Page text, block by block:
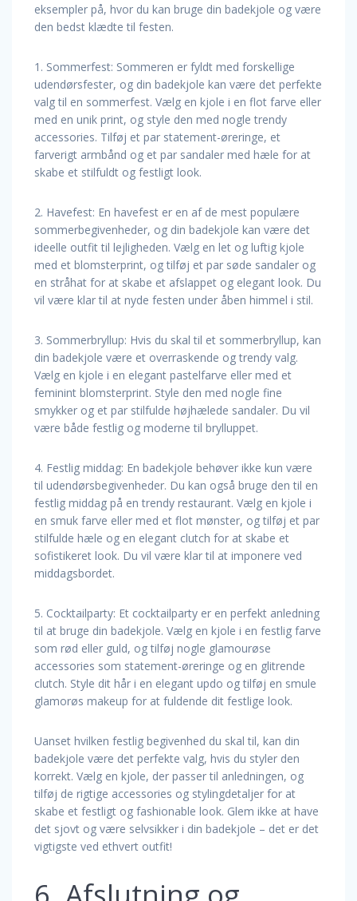
eksempler på, hvor du kan bruge din badekjole og være
den bedst klædte til festen.
1. Sommerfest: Sommeren er fyldt med forskellige
udendørsfester, og din badekjole kan være det perfekte
valg til en sommerfest. Vælg en kjole i en flot farve eller
med en unik print, og style den med nogle trendy
accessories. Tilføj et par statement-øreringe, et
farverigt armbånd og et par sandaler med hæle for at
skabe et stilfuldt og festligt look.
2. Havefest: En havefest er en af de mest populære
sommerbegivenheder, og din badekjole kan være det
ideelle outfit til lejligheden. Vælg en let og luftig kjole
med et blomsterprint, og tilføj et par søde sandaler og
en stråhat for at skabe et afslappet og elegant look. Du
vil være klar til at nyde festen under åben himmel i stil.
3. Sommerbryllup: Hvis du skal til et sommerbryllup, kan
din badekjole være et overraskende og trendy valg.
Vælg en kjole i en elegant pastelfarve eller med et
feminint blomsterprint. Style den med nogle fine
smykker og et par stilfulde højhælede sandaler. Du vil
være både festlig og moderne til brylluppet.
4. Festlig middag: En badekjole behøver ikke kun være
til udendørsbegivenheder. Du kan også bruge den til en
festlig middag på en trendy restaurant. Vælg en kjole i
en smuk farve eller med et flot mønster, og tilføj et par
stilfulde hæle og en elegant clutch for at skabe et
sofistikeret look. Du vil være klar til at imponere ved
middagsbordet.
5. Cocktailparty: Et cocktailparty er en perfekt anledning
til at bruge din badekjole. Vælg en kjole i en festlig farve
som rød eller guld, og tilføj nogle glamourøse
accessories som statement-øreringe og en glitrende
clutch. Style dit hår i en elegant updo og tilføj en smule
glamorøs makeup for at fuldende dit festlige look.
Uanset hvilken festlig begivenhed du skal til, kan din
badekjole være det perfekte valg, hvis du styler den
korrekt. Vælg en kjole, der passer til anledningen, og
tilføj de rigtige accessories og stylingdetaljer for at
skabe et festligt og fashionable look. Glem ikke at have
det sjovt og være selvsikker i din badekjole – det er det
vigtigste ved ethvert outfit!